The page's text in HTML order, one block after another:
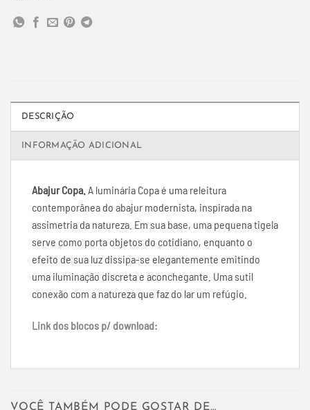
DESCRIÇÃO
INFORMAÇÃO ADICIONAL
Abajur Copa. A luminária Copa é uma releitura
contemporânea do abajur modernista, inspirada na
assimetria da natureza. Em sua base, uma pequena tigela
serve como porta objetos do cotidiano, enquanto o
efeito de sua luz dissipa-se elegantemente emitindo
uma iluminação discreta e aconchegante. Uma sutil
conexão com a natureza que faz do lar um refúgio.
Link dos blocos p/ download:
VOCÊ TAMBÉM PODE GOSTAR DE…